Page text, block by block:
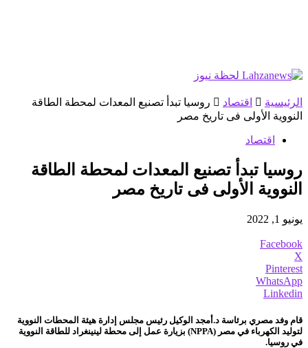
الرئيسية اقتصاد
روسيا تبدأ تصنيع المعدات لمحطة الطاقة
النووية الأولى فى تاريخ مصر
اقتصاد
روسيا تبدأ تصنيع المعدات لمحطة الطاقة
النووية الأولى فى تاريخ مصر
يونيو 1, 2022
Facebook
X
Pinterest
WhatsApp
Linkedin
قام وفد مصري برئاسة د.أمجد الوكيل رئيس مجلس إدارة هيئة المحطات النووية
لتوليد الكهرباء في مصر (NPPA) بزيارة عمل إلى محطة لينينغراد للطاقة النووية
في روسيا.